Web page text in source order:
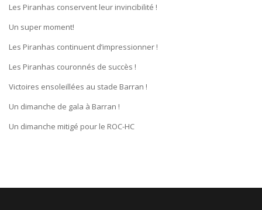
Les Piranhas conservent leur invincibilité !
Un super moment!
Les Piranhas continuent d’impressionner !
Les Piranhas couronnés de succès !
Victoires ensoleillées au stade Barran !
Un dimanche de gala à Barran !
Un dimanche mitigé pour le ROC-HC